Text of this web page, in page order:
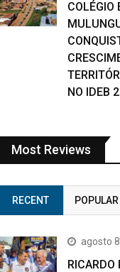
COLÉGIO
NO IDEB
Most Reviews
RECENT POPULAR
agosto
RICARDO